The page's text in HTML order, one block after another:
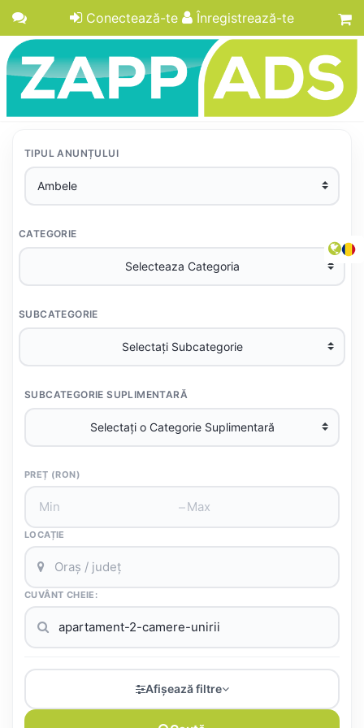
Conectează-te Înregistrează-te
TIPUL ANUNȚULUI
CATEGORIE
SUBCATEGORIE
SUBCATEGORIE SUPLIMENTARĂ
PREȚ (RON)
–
LOCAȚIE
CUVÂNT CHEIE:
Afișează filtre